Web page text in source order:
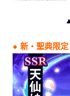
● 新・聖典限定